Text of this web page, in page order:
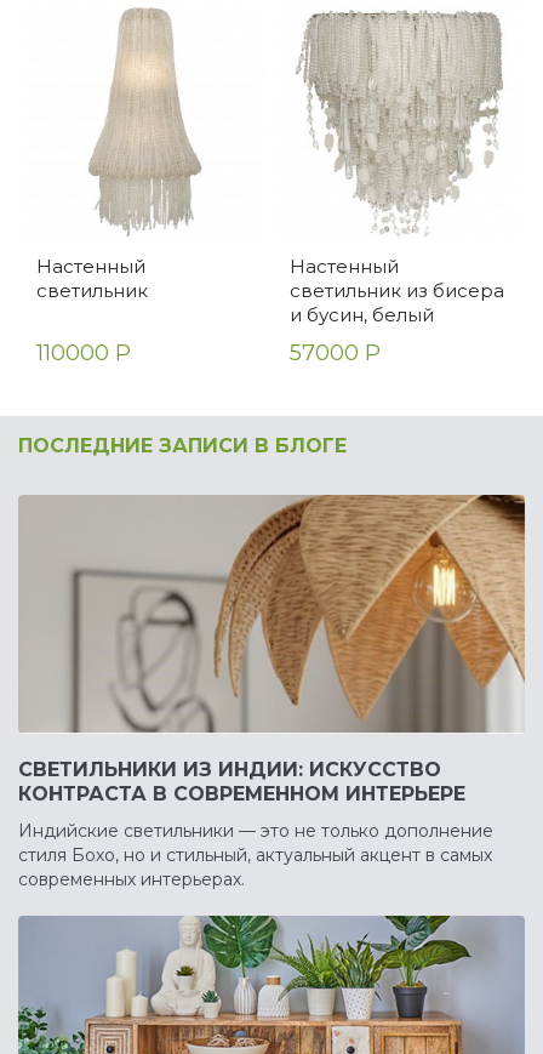
Настенный
светильник
110000 Р
Настенный
светильник из бисера
и бусин, белый
57000 Р
ПОСЛЕДНИЕ ЗАПИСИ В БЛОГЕ
СВЕТИЛЬНИКИ ИЗ ИНДИИ: ИСКУССТВО
КОНТРАСТА В СОВРЕМЕННОМ ИНТЕРЬЕРЕ
Индийские светильники — это не только дополнение
стиля Бохо, но и стильный, актуальный акцент в самых
современных интерьерах.